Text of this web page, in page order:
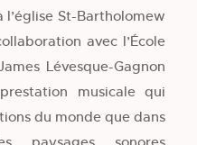
St-Bartholomew
avec l’École
Lévesque-Gagnon
musicale qui
du monde que dans